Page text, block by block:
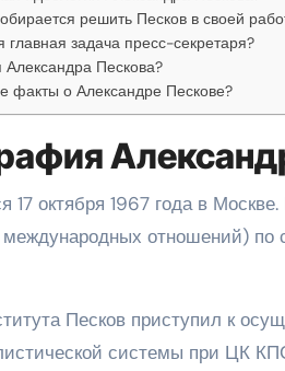
решить Песков в своей
главная задача пресс-секретаря?
Пескова?
факты о Александре Пескове?
17 октября 1967 года в
международных отношений)
Песков приступил к
системы при ЦК